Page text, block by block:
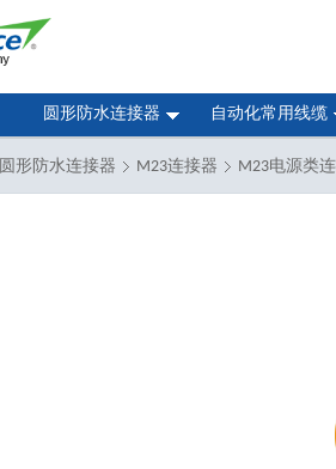
圆形防水连接器 自动化常用线缆
圆形防水连接器 M23连接器 M23电源类